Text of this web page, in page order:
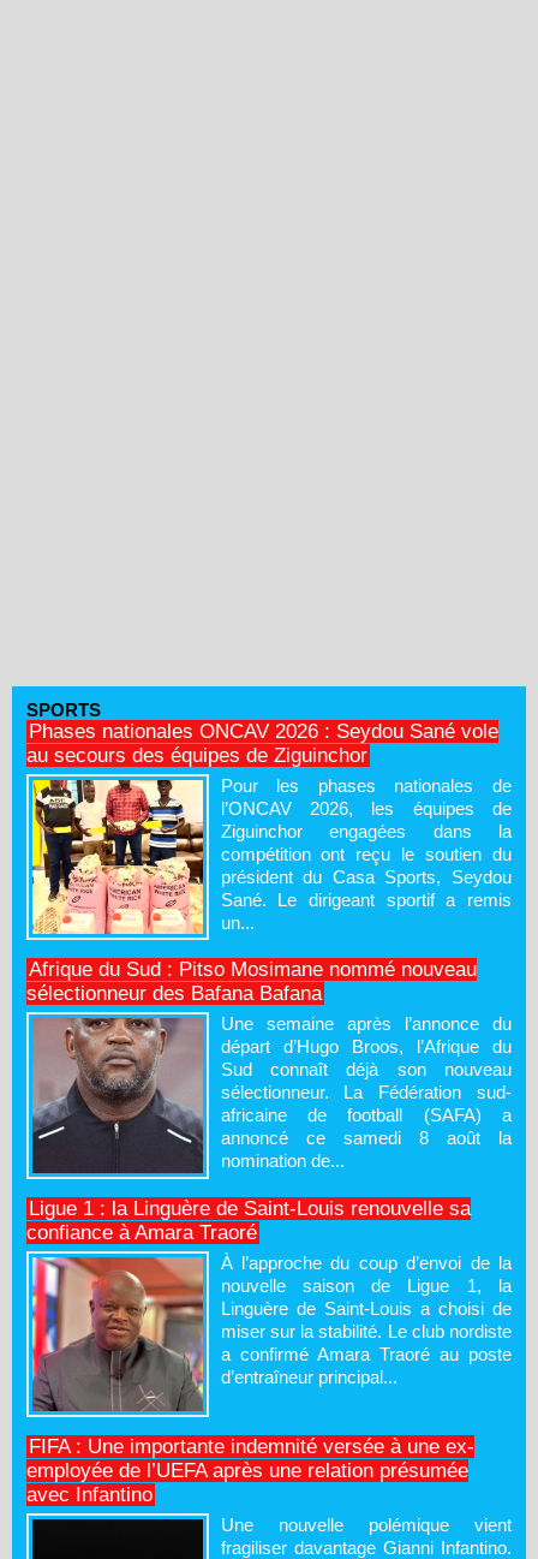
SPORTS
Phases nationales ONCAV 2026 : Seydou Sané vole
au secours des équipes de Ziguinchor
Pour les phases nationales de
l’ONCAV 2026, les équipes de
Ziguinchor engagées dans la
compétition ont reçu le soutien du
président du Casa Sports, Seydou
Sané. Le dirigeant sportif a remis
un...
Afrique du Sud : Pitso Mosimane nommé nouveau
sélectionneur des Bafana Bafana
Une semaine après l’annonce du
départ d’Hugo Broos, l’Afrique du
Sud connaît déjà son nouveau
sélectionneur. La Fédération sud-
africaine de football (SAFA) a
annoncé ce samedi 8 août la
nomination de...
Ligue 1 : la Linguère de Saint-Louis renouvelle sa
confiance à Amara Traoré
À l’approche du coup d’envoi de la
nouvelle saison de Ligue 1, la
Linguère de Saint-Louis a choisi de
miser sur la stabilité. Le club nordiste
a confirmé Amara Traoré au poste
d’entraîneur principal...
FIFA : Une importante indemnité versée à une ex-
employée de l’UEFA après une relation présumée
avec Infantino
Une nouvelle polémique vient
fragiliser davantage Gianni Infantino.